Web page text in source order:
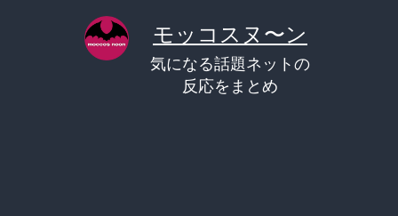
モッコスヌ〜ン
気になる話題ネットの
反応をまとめ